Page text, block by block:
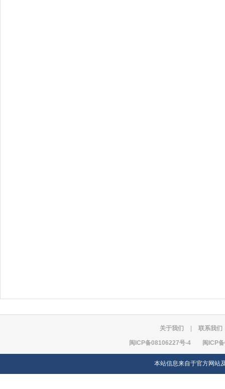
关于我们 联系我们
闽ICP备08106227号-4 闽ICP
本站信息来自于官方网站